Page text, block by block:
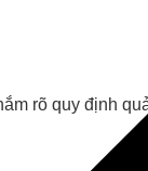
rõ quy định